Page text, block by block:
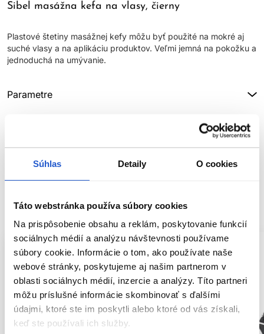
Súhlas Detaily O cookies
Táto webstránka používa súbory cookies
Na prispôsobenie obsahu a reklám, poskytovanie funkcií
sociálnych médií a analýzu návštevnosti používame
súbory cookie. Informácie o tom, ako používate naše
webové stránky, poskytujeme aj našim partnerom v
oblasti sociálnych médií, inzercie a analýzy. Títo partneri
môžu príslušné informácie skombinovať s ďalšími
údajmi, ktoré ste im poskytli alebo ktoré od vás získali,
keď ste používali ich služby.
Sibel masážna kefa na vlasy, čierny
Plastové štetiny masážnej kefy môžu byť použité na mokré aj
suché vlasy a na aplikáciu produktov. Veľmi jemná na pokožku a
jednoduchá na umývanie.
Parametre
Hodnotenia
SÚVISIACE PRODUKTY